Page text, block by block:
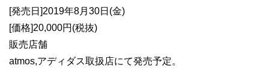
[発売日]2019年8月30日(金)
[価格]20,000円(税抜)
販売店舗
atmos,アディダス取扱店にて発売予定。